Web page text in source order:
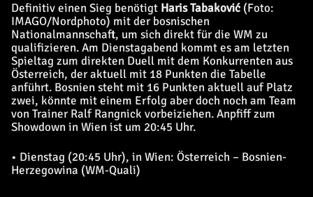
Definitiv einen Sieg benötigt Haris Tabaković (Foto:
IMAGO/Nordphoto) mit der bosnischen
Nationalmannschaft, um sich direkt für die WM zu
qualifizieren. Am Dienstagabend kommt es am letzten
Spieltag zum direkten Duell mit dem Konkurrenten aus
Österreich, der aktuell mit 18 Punkten die Tabelle
anführt. Bosnien steht mit 16 Punkten aktuell auf Platz
zwei, könnte mit einem Erfolg aber doch noch am Team
von Trainer Ralf Rangnick vorbeiziehen. Anpfiff zum
Showdown in Wien ist um 20:45 Uhr.
• Dienstag (20:45 Uhr), in Wien: Österreich – Bosnien-
Herzegowina (WM-Quali)